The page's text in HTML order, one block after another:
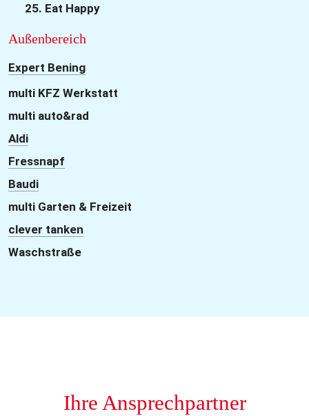
25. Eat Happy
Außenbereich
Expert Bening
multi KFZ Werkstatt
multi auto&rad
Aldi
Fressnapf
Baudi
multi Garten & Freizeit
clever tanken
Waschstraße
Ihre Ansprechpartner